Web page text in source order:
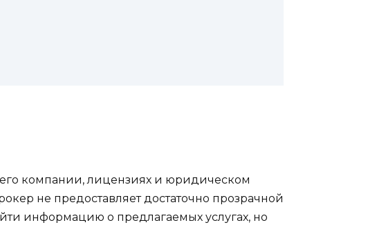
компании, лицензиях и юридическом
не предоставляет достаточно прозрачной
информацию о предлагаемых услугах, но